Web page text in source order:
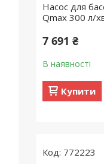
Насос для
Qmax 300 л/
7 691 ₴
В наявності
Купити
772223